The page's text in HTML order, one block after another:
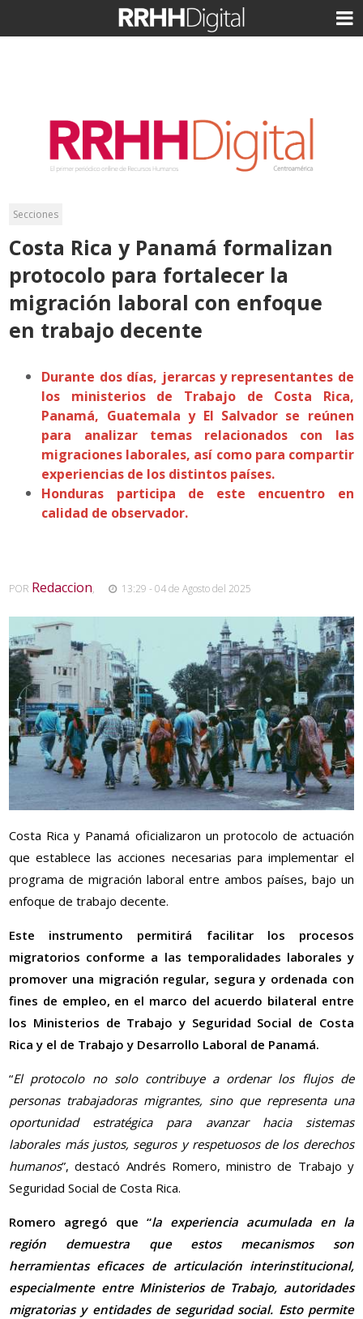
Secciones
Costa Rica y Panamá formalizan
protocolo para fortalecer la
migración laboral con enfoque
en trabajo decente
Durante dos días, jerarcas y representantes de
los ministerios de Trabajo de Costa Rica,
Panamá, Guatemala y El Salvador se reúnen
para analizar temas relacionados con las
migraciones laborales, así como para compartir
experiencias de los distintos países.
Honduras participa de este encuentro en
calidad de observador.
POR Redaccion, 13:29 - 04 de Agosto del 2025
Costa Rica y Panamá oficializaron un protocolo de actuación
que establece las acciones necesarias para implementar el
programa de migración laboral entre ambos países, bajo un
enfoque de trabajo decente.
Este instrumento permitirá facilitar los procesos
migratorios conforme a las temporalidades laborales y
promover una migración regular, segura y ordenada con
fines de empleo, en el marco del acuerdo bilateral entre
los Ministerios de Trabajo y Seguridad Social de Costa
Rica y el de Trabajo y Desarrollo Laboral de Panamá.
“El protocolo no solo contribuye a ordenar los flujos de
personas trabajadoras migrantes, sino que representa una
oportunidad estratégica para avanzar hacia sistemas
laborales más justos, seguros y respetuosos de los derechos
humanos”, destacó Andrés Romero, ministro de Trabajo y
Seguridad Social de Costa Rica.
Romero agregó que “la experiencia acumulada en la
región demuestra que estos mecanismos son
herramientas eficaces de articulación interinstitucional,
especialmente entre Ministerios de Trabajo, autoridades
migratorias y entidades de seguridad social. Esto permite